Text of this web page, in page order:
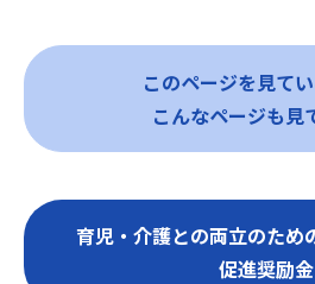
このページを見てい
こんなページも見
育児・介護との両立のため
促進奨励金